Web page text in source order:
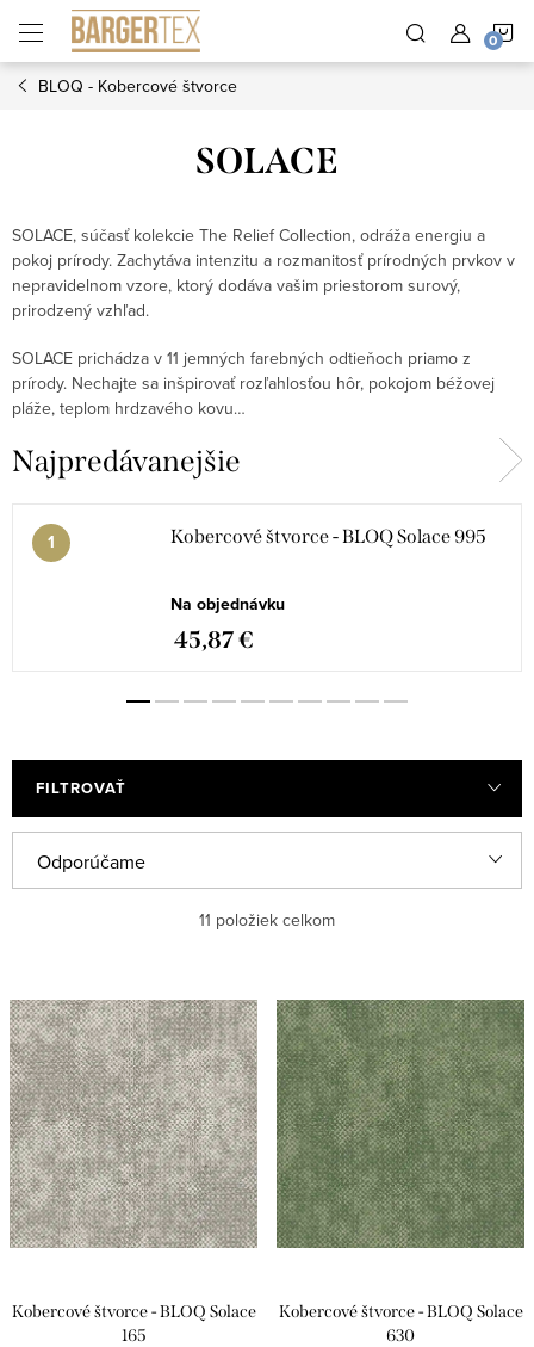
obsah
BLOQ - Kobercové štvorce
SOLACE
SOLACE, súčasť kolekcie The Relief Collection, odráža energiu a
pokoj prírody. Zachytáva intenzitu a rozmanitosť prírodných prvkov v
nepravidelnom vzore, ktorý dodáva vašim priestorom surový,
prirodzený vzhľad.
SOLACE prichádza v 11 jemných farebných odtieňoch priamo z
prírody. Nechajte sa inšpirovať rozľahlosťou hôr, pokojom béžovej
pláže, teplom hrdzavého kovu…
Najpredávanejšie
Kobercové štvorce - BLOQ Solace 995
Na objednávku
45,87 €
FILTROVAŤ
a
n
i
e
p
r
o
d
k
Odporúčame
Najpredávanejšie
Abecedne
11 položiek celkom
V
ý
p
i
s
p
r
d
Kobercové štvorce - BLOQ Solace
165
Kobercové štvorce - BLOQ Solace
630